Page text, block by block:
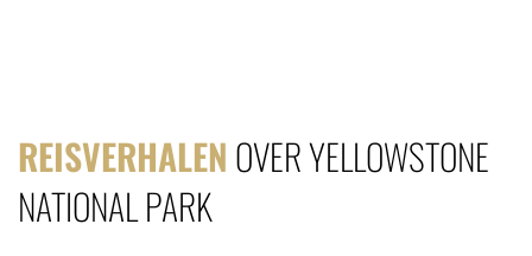
REISVERHALEN OVER YELLOWSTONE
NATIONAL PARK